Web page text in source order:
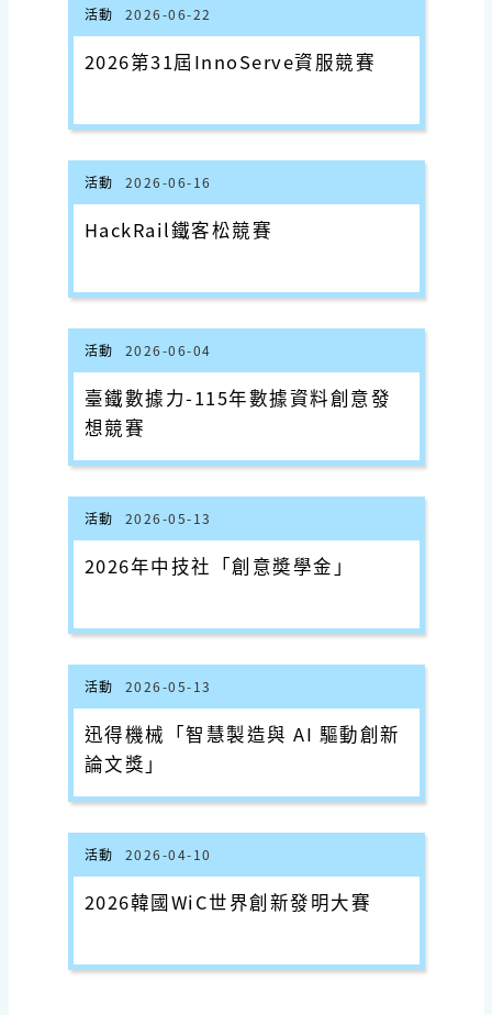
活動 2026-06-22
2026第31屆InnoServe資服競賽
活動 2026-06-16
HackRail鐵客松競賽
活動 2026-06-04
臺鐵數據力-115年數據資料創意發
想競賽
活動 2026-05-13
2026年中技社「創意奬學金」
活動 2026-05-13
迅得機械「智慧製造與 AI 驅動創新
論文獎」
活動 2026-04-10
2026韓國WiC世界創新發明大賽